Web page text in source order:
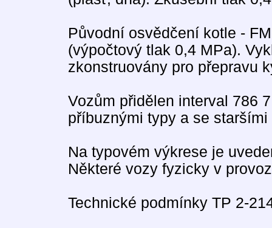
Původní osvědčení kotle -
(výpočtový tlak 0,4 MPa).
zkonstruovány pro přepravu
Vozům přidělen interval 786
příbuznými typy a se staršími
Na typovém výkrese je
Některé vozy fyzicky v
Technické podmínky TP 2-